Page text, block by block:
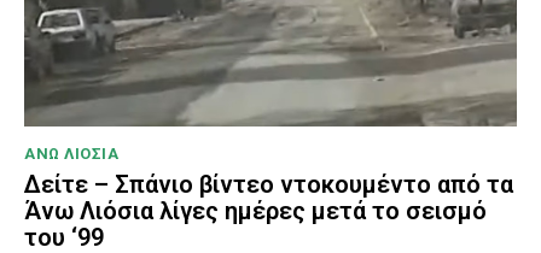
ΑΝΩ ΛΙΟΣΙΑ
Δείτε – Σπάνιο βίντεο ντοκουμέντο από τα
Άνω Λιόσια λίγες ημέρες μετά το σεισμό
του ‘99